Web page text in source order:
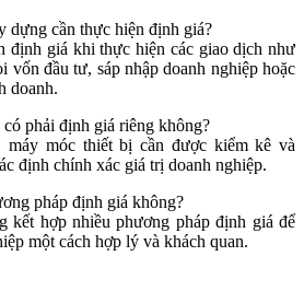
dựng cần thực hiện định giá?
định giá khi thực hiện các giao dịch như
vốn đầu tư, sáp nhập doanh nghiệp hoặc
doanh.
phải định giá riêng không?
máy móc thiết bị cần được kiểm kê và
định chính xác giá trị doanh nghiệp.
pháp định giá không?
kết hợp nhiều phương pháp định giá để
một cách hợp lý và khách quan.